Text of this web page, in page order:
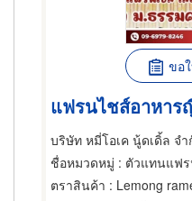
ขอ
แฟรนไชส์อาหาร
บริษัท หมี่โอเค นู้ดเดิ้ล จำ
ชื่อหมวดหมู่ : ตัวแทนแฟ
ตราสินค้า : Lemong